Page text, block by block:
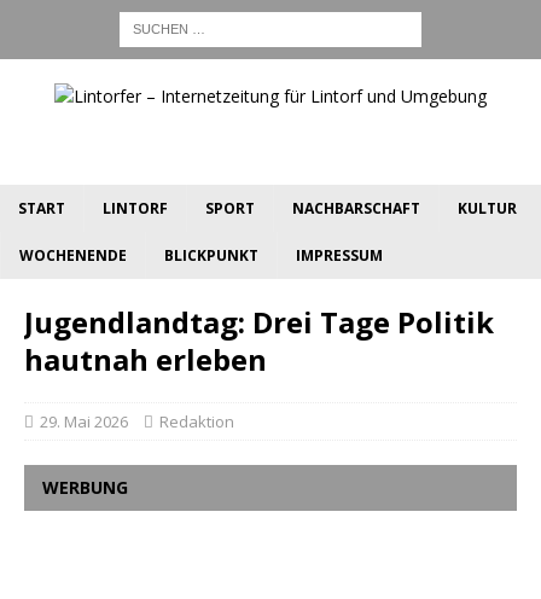
START LINTORF SPORT NACHBARSCHAFT KULTUR
WOCHENENDE BLICKPUNKT IMPRESSUM
Jugendlandtag: Drei Tage Politik
hautnah erleben
29. Mai 2026 Redaktion
WERBUNG